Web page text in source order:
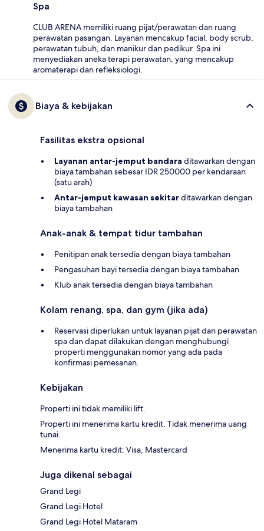
Spa
CLUB ARENA memiliki ruang pijat/perawatan dan ruang
perawatan pasangan. Layanan mencakup facial, body scrub,
perawatan tubuh, dan manikur dan pedikur. Spa ini
menyediakan aneka terapi perawatan, yang mencakup
aromaterapi dan refleksiologi.
Biaya & kebijakan
Fasilitas ekstra opsional
Layanan antar-jemput bandara ditawarkan dengan
biaya tambahan sebesar IDR 250000 per kendaraan
(satu arah)
Antar-jemput kawasan sekitarditawarkan dengan
biaya tambahan
Anak-anak & tempat tidur tambahan
Penitipan anak tersedia dengan biaya tambahan
Pengasuhan bayi tersedia dengan biaya tambahan
Klub anak tersedia dengan biaya tambahan
Kolam renang, spa, dan gym (jika ada)
Reservasi diperlukan untuk layanan pijat dan perawatan
spa dan dapat dilakukan dengan menghubungi
properti menggunakan nomor yang ada pada
konfirmasi pemesanan.
Kebijakan
Properti ini tidak memiliki lift.
Properti ini menerima kartu kredit. Tidak menerima uang
tunai.
Menerima kartu kredit: Visa, Mastercard
Juga dikenal sebagai
Grand Legi
Grand Legi Hotel
Grand Legi Hotel Mataram